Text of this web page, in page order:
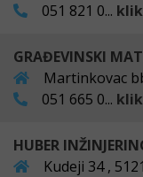
051 821 0...
GRAĐEVINSKI
Martinkovac
051 665 0...
HUBER
Kudeji 34 ,